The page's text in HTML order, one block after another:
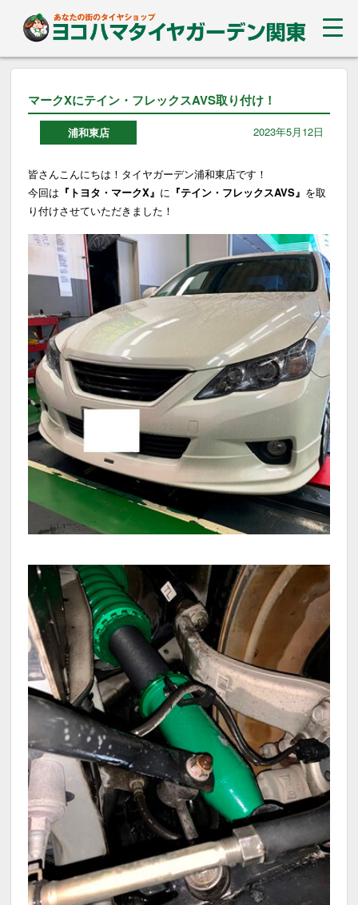
マークXにテイン・フレックスAVS取り付け！
浦和東店 2023年5月12日
皆さんこんにちは！タイヤガーデン浦和東店です！
今回は 『トヨタ・マークX』 に 『テイン・フレックスAVS』 を取
り付けさせていただきました！